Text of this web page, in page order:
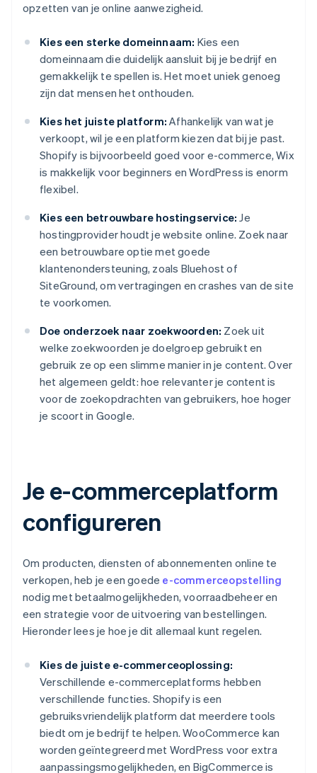
opzetten van je online aanwezigheid.
Kies een sterke domeinnaam: Kies een
domeinnaam die duidelijk aansluit bij je bedrijf en
gemakkelijk te spellen is. Het moet uniek genoeg
zijn dat mensen het onthouden.
Kies het juiste platform: Afhankelijk van wat je
verkoopt, wil je een platform kiezen dat bij je past.
Shopify is bijvoorbeeld goed voor e-commerce, Wix
is makkelijk voor beginners en WordPress is enorm
flexibel.
Kies een betrouwbare hostingservice: Je
hostingprovider houdt je website online. Zoek naar
een betrouwbare optie met goede
klantenondersteuning, zoals Bluehost of
SiteGround, om vertragingen en crashes van de site
te voorkomen.
Doe onderzoek naar zoekwoorden: Zoek uit
welke zoekwoorden je doelgroep gebruikt en
gebruik ze op een slimme manier in je content. Over
het algemeen geldt: hoe relevanter je content is
voor de zoekopdrachten van gebruikers, hoe hoger
je scoort in Google.
Je e-commerceplatform
configureren
Om producten, diensten of abonnementen online te
verkopen, heb je een goede e-commerceopstelling
nodig met betaalmogelijkheden, voorraadbeheer en
een strategie voor de uitvoering van bestellingen.
Hieronder lees je hoe je dit allemaal kunt regelen.
Kies de juiste e-commerceoplossing:
Verschillende e-commerceplatforms hebben
verschillende functies. Shopify is een
gebruiksvriendelijk platform dat meerdere tools
biedt om je bedrijf te helpen. WooCommerce kan
worden geïntegreerd met WordPress voor extra
aanpassingsmogelijkheden, en BigCommerce is